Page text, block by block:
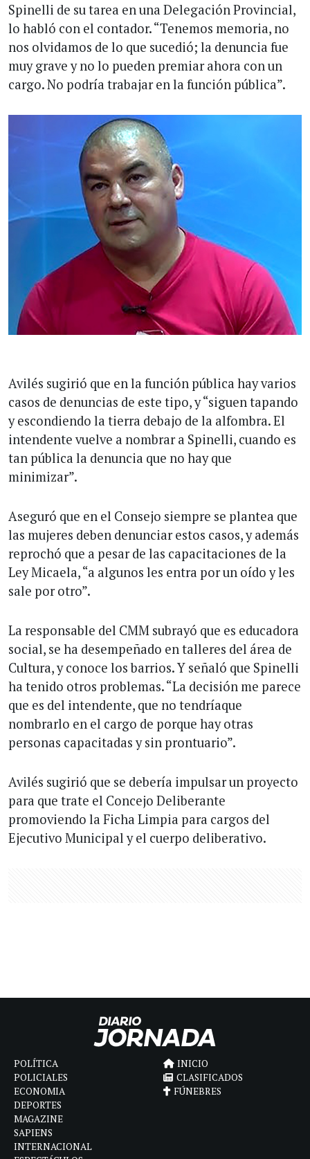
Spinelli de su tarea en una Delegación Provincial,
lo habló con el contador. “Tenemos memoria, no
nos olvidamos de lo que sucedió; la denuncia fue
muy grave y no lo pueden premiar ahora con un
cargo. No podría trabajar en la función pública”.
Avilés sugirió que en la función pública hay varios
casos de denuncias de este tipo, y “siguen tapando
y escondiendo la tierra debajo de la alfombra. El
intendente vuelve a nombrar a Spinelli, cuando es
tan pública la denuncia que no hay que
minimizar”.
Aseguró que en el Consejo siempre se plantea que
las mujeres deben denunciar estos casos, y además
reprochó que a pesar de las capacitaciones de la
Ley Micaela, “a algunos les entra por un oído y les
sale por otro”.
La responsable del CMM subrayó que es educadora
social, se ha desempeñado en talleres del área de
Cultura, y conoce los barrios. Y señaló que Spinelli
ha tenido otros problemas. “La decisión me parece
que es del intendente, que no tendríaque
nombrarlo en el cargo de porque hay otras
personas capacitadas y sin prontuario”.
Avilés sugirió que se debería impulsar un proyecto
para que trate el Concejo Deliberante
promoviendo la Ficha Limpia para cargos del
Ejecutivo Municipal y el cuerpo deliberativo.
POLÍTICA
POLICIALES
ECONOMIA
DEPORTES
MAGAZINE
SAPIENS
INTERNACIONAL
INICIO
CLASIFICADOS
FÚNEBRES